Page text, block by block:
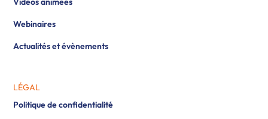
Webinaires
Actualités et évènements
LÉGAL
Politique de confidentialité